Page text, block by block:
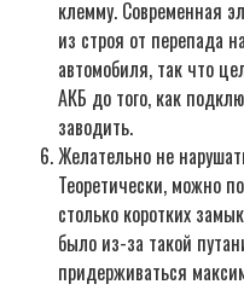
клемму. Современная
из строя от перепада
автомобиля, так что
АКБ до того, как
заводить.
Желательно не
Теоретически, можно
столько коротких
было из-за такой
придерживаться